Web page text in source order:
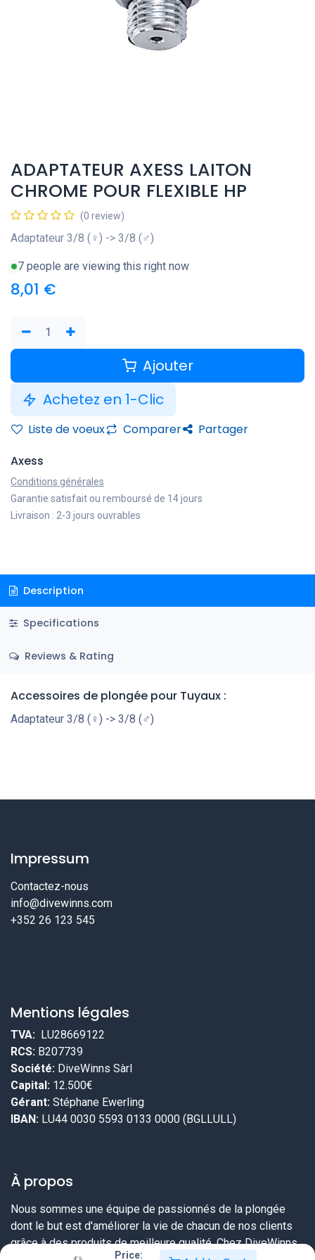
Price:
ADAPTATEUR AXESS LAITON
CHROME POUR FLEXIBLE HP
(0 review)
Adaptateur 3/8 (♀) -> 3/8 (♂)
7 people are viewing this right now
8,01 €
Ajouter
Achetez en 1-Clic
Liste de voeux Comparer
Partager
Axess
Conditions générales
Garantie satisfait ou remboursé de 14 jours
Livraison : 2-3 jours ouvrables
Description
Specifications
Reviews & Rating
Accessoires de plongée pour Tuyaux :
Adaptateur 3/8 (♀) -> 3/8 (♂)
Impressum
Contactez-nous
info@divewinns.com
+352 26 123 545
Mentions légales
TVA: LU28669122
RCS: B207739
Société: DiveWinns Sàrl
Capital: 12.500€
Gérant: Stéphane Ewerling
IBAN: LU44 0030 5593 0133 0000 (BGLLULL)
À propos
Nous sommes une équipe de passionnés de la plongée
dont le but est d'améliorer la vie de chacun de nos clients
grâce à des produits de meilleure qualité. Chez DiveWinns